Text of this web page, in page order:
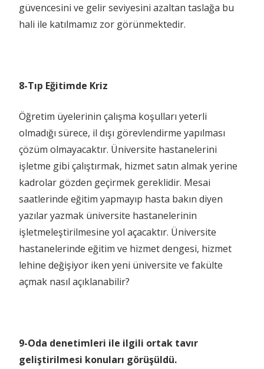
güvencesini ve gelir seviyesini azaltan taslağa bu
hali ile katılmamız zor görünmektedir.
8-Tıp Eğitimde Kriz
Öğretim üyelerinin çalışma koşulları yeterli
olmadığı sürece, il dışı görevlendirme yapılması
çözüm olmayacaktır. Üniversite hastanelerini
işletme gibi çalıştırmak, hizmet satın almak yerine
kadrolar gözden geçirmek gereklidir. Mesai
saatlerinde eğitim yapmayıp hasta bakın diyen
yazılar yazmak üniversite hastanelerinin
işletmeleştirilmesine yol açacaktır. Üniversite
hastanelerinde eğitim ve hizmet dengesi, hizmet
lehine değişiyor iken yeni üniversite ve fakülte
açmak nasıl açıklanabilir?
9-Oda denetimleri ile ilgili ortak tavır
geliştirilmesi konuları görüşüldü.